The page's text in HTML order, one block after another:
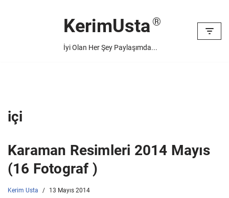
KerimUsta
İyi Olan Her Şey Paylaşımda...
içi
Karaman Resimleri 2014 Mayıs
(16 Fotograf )
Kerim Usta 13 Mayıs 2014